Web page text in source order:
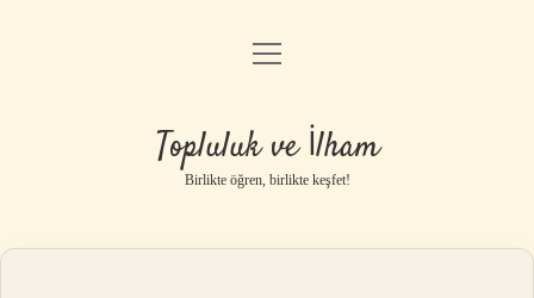
Anasayfa
Gizlilik Politikası
Yasal Uyarı
menüyü
Topluluk ve İlham
Birlikte öğren, birlikte keşfet!